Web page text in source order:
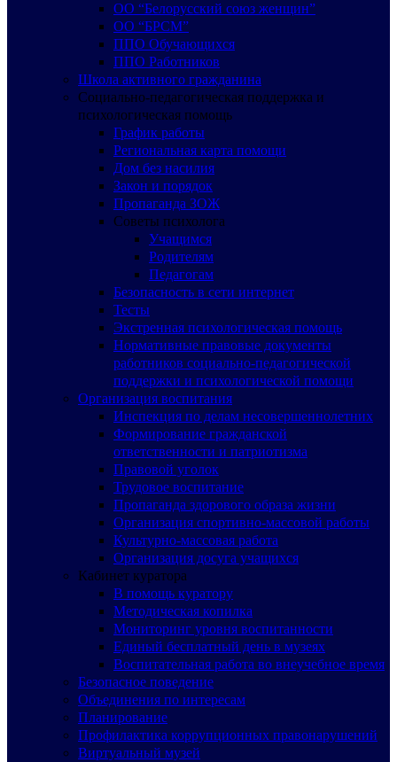
ОО “Белорусский союз женщин”
ОО “БРСМ”
ППО Обучающихся
ППО Работников
Школа активного гражданина
Социально-педагогическая поддержка и
психологическая помощь
График работы
Региональная карта помощи
Дом без насилия
Закон и порядок
Пропаганда ЗОЖ
Советы психолога
Учащимся
Родителям
Педагогам
Безопасность в сети интернет
Тесты
Экстренная психологическая помощь
Нормативные правовые документы
работников социально-педагогической
поддержки и психологической помощи
Организация воспитания
Инспекция по делам несовершеннолетних
Формирование гражданской
ответственности и патриотизма
Правовой уголок
Трудовое воспитание
Пропаганда здорового образа жизни
Организация спортивно-массовой работы
Культурно-массовая работа
Организация досуга учащихся
Кабинет куратора
В помощь куратору
Методическая копилка
Мониторинг уровня воспитанности
Единый бесплатный день в музеях
Воспитательная работа во внеучебное время
Безопасное поведение
Объединения по интересам
Планирование
Профилактика коррупционных правонарушений
Виртуальный музей